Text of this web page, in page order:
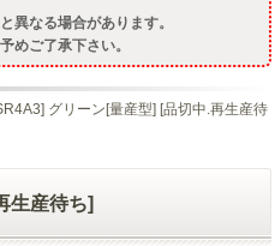
異なる場合があります。
めご了承下さい。
グリーン[量産型] [品切中.再生産待
生産待ち]